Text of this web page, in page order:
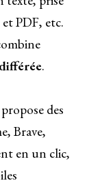
et PDF, etc.
.
des
Brave,
en un clic,